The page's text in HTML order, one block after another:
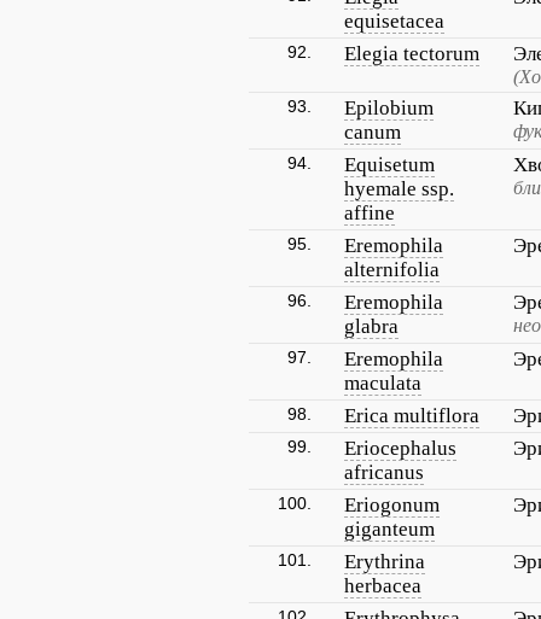
equisetacea
92. Elegia tectorum
93.
Epilobium
canum
94.
Equisetum
hyemale ssp.
affine
95.
Eremophila
alternifolia
96.
Eremophila
glabra
97.
Eremophila
maculata
98. Erica multiflora
99.
Eriocephalus
africanus
100.
Eriogonum
giganteum
101.
Erythrina
herbacea